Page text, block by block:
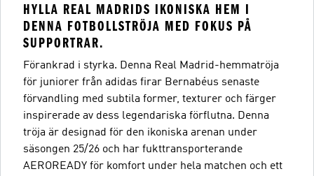
HYLLA REAL MADRIDS IKONISKA HEM I
DENNA FOTBOLLSTRÖJA MED FOKUS PÅ
SUPPORTRAR.
Förankrad i styrka. Denna Real Madrid-hemmatröja
för juniorer från adidas firar Bernabéus senaste
förvandling med subtila former, texturer och färger
inspirerade av dess legendariska förflutna. Denna
tröja är designad för den ikoniska arenan under
säsongen 25/26 och har fukttransporterande
AEROREADY för komfort under hela matchen och ett